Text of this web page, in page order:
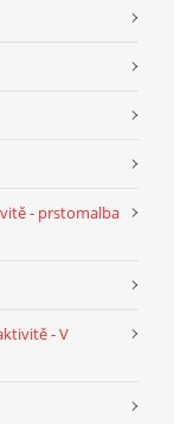
- prstomalba
- V